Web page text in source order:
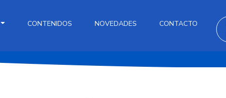
CONTENIDOS NOVEDADES CONTACTO